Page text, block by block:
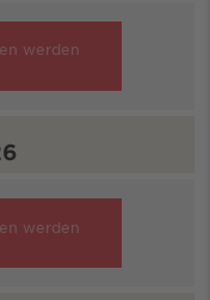
werden
werden